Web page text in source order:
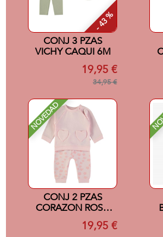
- 43 %
CONJ 3 PZAS
VICHY CAQUI 6M
19,95 €
34,95 €
NOVEDAD
CONJ 2 PZAS
CORAZON ROSA
19,95 €